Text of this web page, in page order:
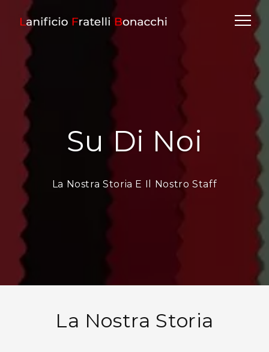
Su Di Noi
La Nostra Storia E Il Nostro Staff
La Nostra Storia